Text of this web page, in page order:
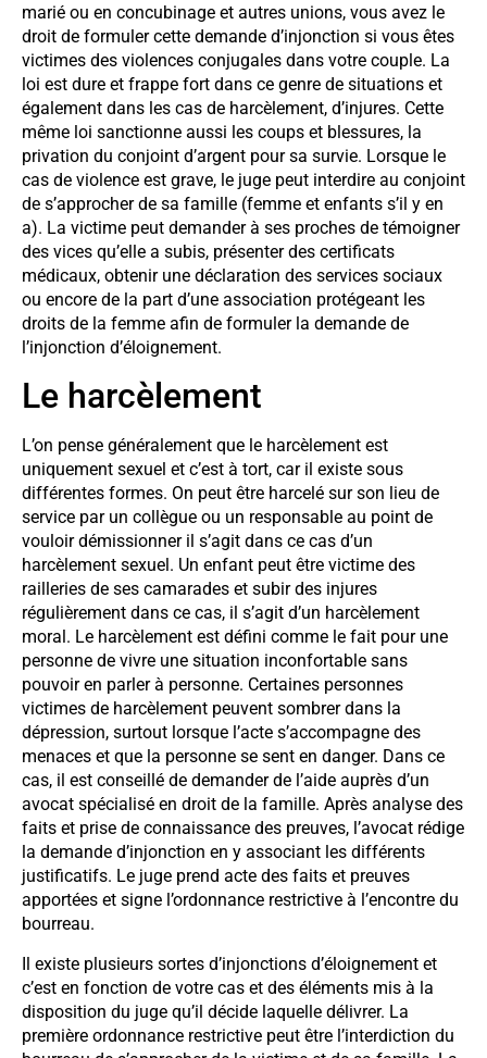
marié ou en concubinage et autres unions, vous avez le
droit de formuler cette demande d’injonction si vous êtes
victimes des violences conjugales dans votre couple. La
loi est dure et frappe fort dans ce genre de situations et
également dans les cas de harcèlement, d’injures. Cette
même loi sanctionne aussi les coups et blessures, la
privation du conjoint d’argent pour sa survie. Lorsque le
cas de violence est grave, le juge peut interdire au conjoint
de s’approcher de sa famille (femme et enfants s’il y en
a). La victime peut demander à ses proches de témoigner
des vices qu’elle a subis, présenter des certificats
médicaux, obtenir une déclaration des services sociaux
ou encore de la part d’une association protégeant les
droits de la femme afin de formuler la demande de
l’injonction d’éloignement.
Le harcèlement
L’on pense généralement que le harcèlement est
uniquement sexuel et c’est à tort, car il existe sous
différentes formes. On peut être harcelé sur son lieu de
service par un collègue ou un responsable au point de
vouloir démissionner il s’agit dans ce cas d’un
harcèlement sexuel. Un enfant peut être victime des
railleries de ses camarades et subir des injures
régulièrement dans ce cas, il s’agit d’un harcèlement
moral. Le harcèlement est défini comme le fait pour une
personne de vivre une situation inconfortable sans
pouvoir en parler à personne. Certaines personnes
victimes de harcèlement peuvent sombrer dans la
dépression, surtout lorsque l’acte s’accompagne des
menaces et que la personne se sent en danger. Dans ce
cas, il est conseillé de demander de l’aide auprès d’un
avocat spécialisé en droit de la famille. Après analyse des
faits et prise de connaissance des preuves, l’avocat rédige
la demande d’injonction en y associant les différents
justificatifs. Le juge prend acte des faits et preuves
apportées et signe l’ordonnance restrictive à l’encontre du
bourreau.
Il existe plusieurs sortes d’injonctions d’éloignement et
c’est en fonction de votre cas et des éléments mis à la
disposition du juge qu’il décide laquelle délivrer. La
première ordonnance restrictive peut être l’interdiction du